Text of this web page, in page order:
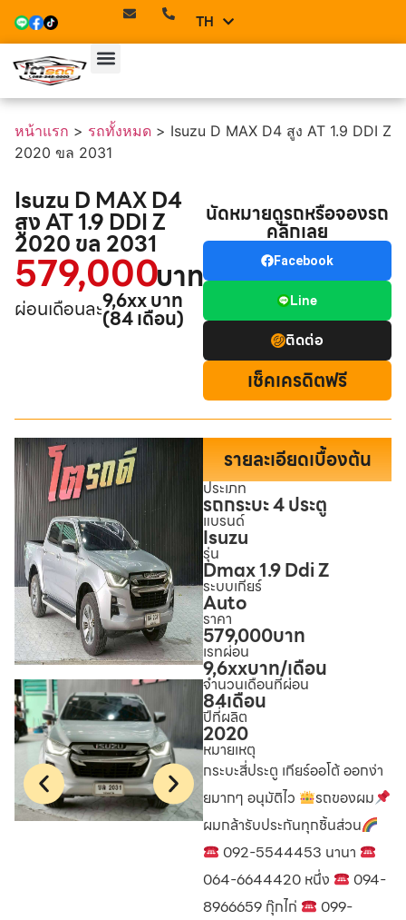
TH
EN
หน้าแรก > รถทั้งหมด > Isuzu D MAX D4 สูง AT 1.9 DDI Z
2020 ขล 2031
Isuzu D MAX D4
สูง AT 1.9 DDI Z
2020 ขล 2031
579,000บาท
ผ่อนเดือนละ9,6xx บาท
(84 เดือน)
นัดหมายดูรถหรือจองรถ
คลิกเลย
Facebook
Line
ติดต่อ
เช็คเครดิตฟรี
รายละเอียดเบื้องต้น
ประเภท
รถกระบะ 4 ประตู
แบรนด์
Isuzu
รุ่น
Dmax 1.9 Ddi Z
ระบบเกียร์
Auto
ราคา
579,000บาท
เรทผ่อน
9,6xxบาท/เดือน
จำนวนเดือนที่ผ่อน
84เดือน
ปีที่ผลิต
2020
หมายเหตุ
กระบะสี่ประตู เกียร์ออโต้ ออกง่า
ยมากๆ อนุมัติไว
รถของผม
ผมกล้ารับประกันทุกชิ้นส่วน
092-5544453 นานา
064-6644420 หนึ่ง
094-
8966659 กุ๊กไก่
099-